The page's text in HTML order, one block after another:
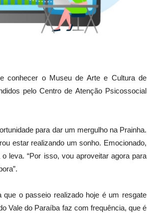
conhecer o Museu de Arte e Cultura de
pelo Centro de Atenção Psicossocial
para dar um mergulho na Prainha.
estar realizando um sonho. Emocionado,
leva. “Por isso, vou aproveitar agora para
o passeio realizado hoje é um resgate
Vale do Paraíba faz com frequência, que é